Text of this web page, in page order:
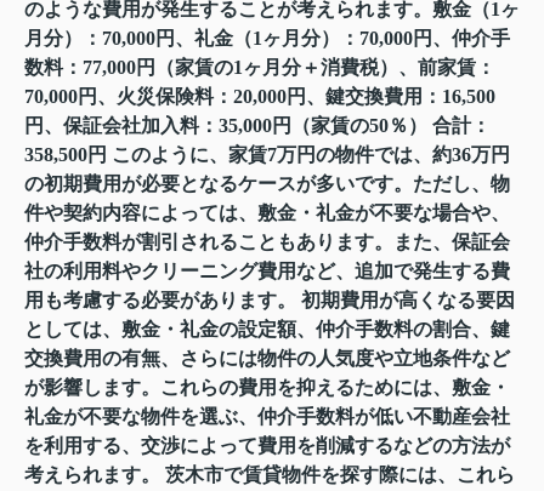
のような費用が発生することが考えられます。敷金（1ヶ
月分）：70,000円、礼金（1ヶ月分）：70,000円、仲介手
数料：77,000円（家賃の1ヶ月分＋消費税）、前家賃：
70,000円、火災保険料：20,000円、鍵交換費用：16,500
円、保証会社加入料：35,000円（家賃の50％） 合計：
358,500円 このように、家賃7万円の物件では、約36万円
の初期費用が必要となるケースが多いです。ただし、物
件や契約内容によっては、敷金・礼金が不要な場合や、
仲介手数料が割引されることもあります。また、保証会
社の利用料やクリーニング費用など、追加で発生する費
用も考慮する必要があります。 初期費用が高くなる要因
としては、敷金・礼金の設定額、仲介手数料の割合、鍵
交換費用の有無、さらには物件の人気度や立地条件など
が影響します。これらの費用を抑えるためには、敷金・
礼金が不要な物件を選ぶ、仲介手数料が低い不動産会社
を利用する、交渉によって費用を削減するなどの方法が
考えられます。 茨木市で賃貸物件を探す際には、これら